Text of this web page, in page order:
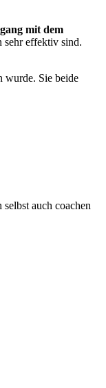
mit dem
sehr effektiv sind.
wurde. Sie beide
auch coachen